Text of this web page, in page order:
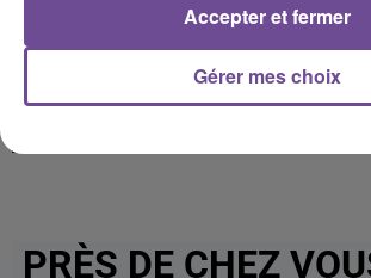
en cliquant sur le bouton ci-
Afficher l'élément
PRÈS DE CHEZ
Gérer mes choix
Accepter et fermer